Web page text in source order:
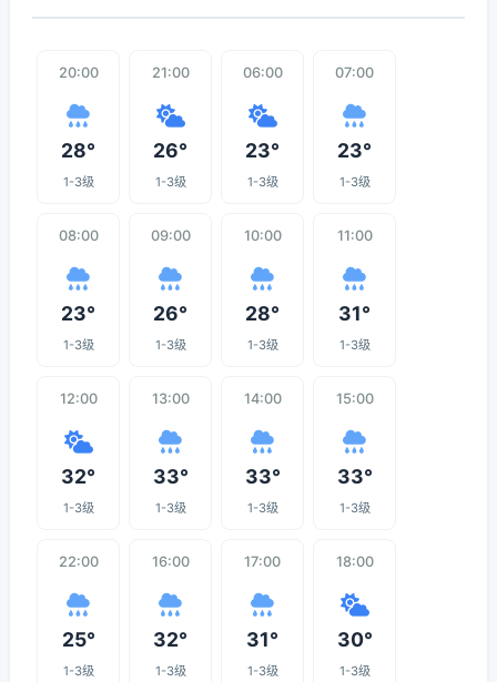
20:00
28°
1-3级
21:00
26°
1-3级
06:00
23°
1-3级
07:00
23°
1-3级
08:00
23°
1-3级
09:00
26°
1-3级
10:00
28°
1-3级
11:00
31°
1-3级
12:00
32°
1-3级
13:00
33°
1-3级
14:00
33°
1-3级
15:00
33°
1-3级
22:00
25°
1-3级
16:00
32°
1-3级
17:00
31°
1-3级
18:00
30°
1-3级